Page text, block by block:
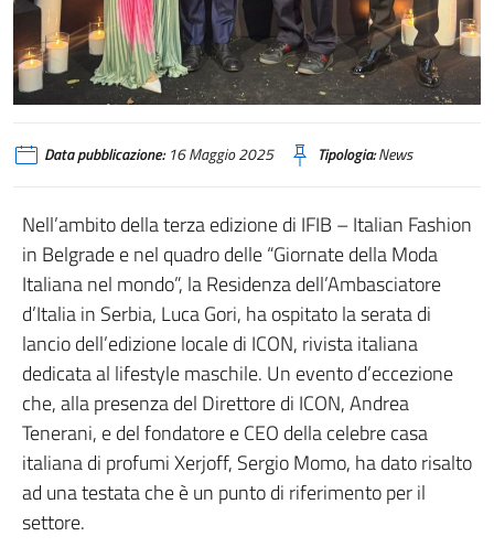
Data pubblicazione:16 Maggio 2025 Tipologia:News
Nell’ambito della terza edizione di IFIB – Italian Fashion
in Belgrade e nel quadro delle “Giornate della Moda
Italiana nel mondo”, la Residenza dell’Ambasciatore
d’Italia in Serbia, Luca Gori, ha ospitato la serata di
lancio dell’edizione locale di ICON, rivista italiana
dedicata al lifestyle maschile. Un evento d’eccezione
che, alla presenza del Direttore di ICON, Andrea
Tenerani, e del fondatore e CEO della celebre casa
italiana di profumi Xerjoff, Sergio Momo, ha dato risalto
ad una testata che è un punto di riferimento per il
settore.